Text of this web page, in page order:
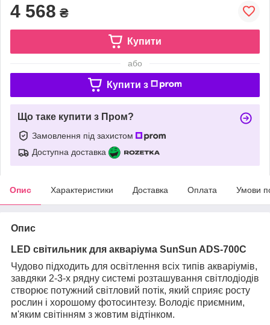
4 568 ₴
Купити
або
Купити з
Що таке купити з Пром?
Замовлення під захистом
Доступна доставка
Опис Характеристики Доставка Оплата Умови
Опис
LED світильник для акваріума SunSun ADS-700C
Чудово підходить для освітлення всіх типів акваріумів,
завдяки 2-3-х рядну системі розташування світлодіодів
створює потужний світловий потік, який сприяє росту
рослин і хорошому фотосинтезу. Володіє приємним,
м'яким світінням з жовтим відтінком.